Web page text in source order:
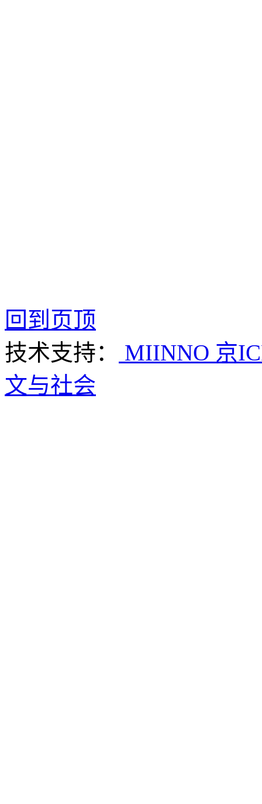
回到页顶
技术支持：
MIINNO 京
文与社会